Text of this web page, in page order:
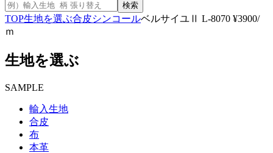
検索
TOP生地を選ぶ合皮シンコールベルサイユⅡ L-8070 ¥3900/
ｍ
生地を選ぶ
SAMPLE
輸入生地
合皮
布
本革